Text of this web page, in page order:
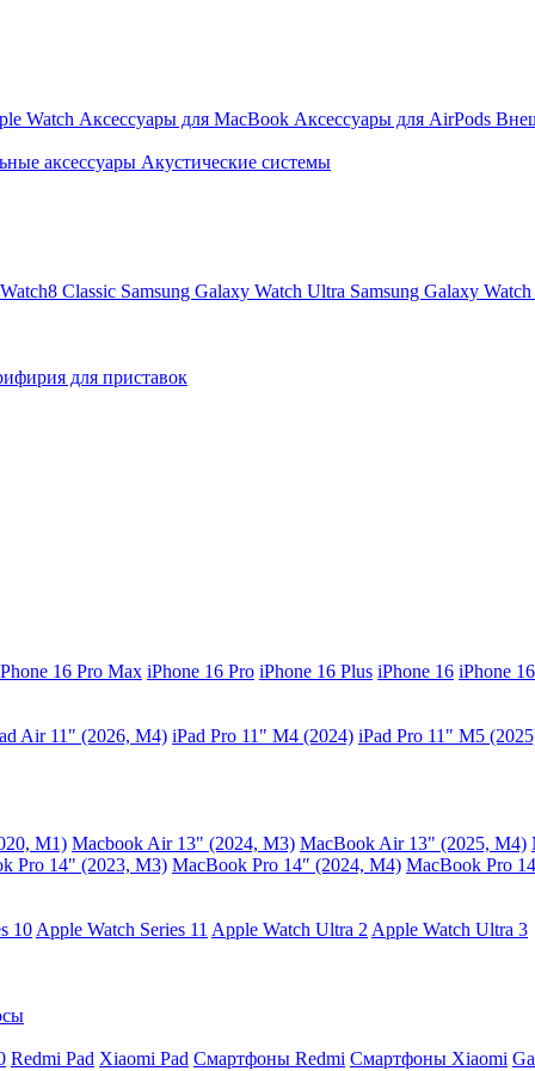
Watch Аксессуары для MacBook Аксессуары для AirPods
аксессуары Акустические системы
Classic Samsung Galaxy Watch Ultra Samsung Galaxy
для приставок
16 Pro Max iPhone 16 Pro iPhone 16 Plus iPhone 16 iPhone
Air 11" (2026, M4) iPad Pro 11" M4 (2024) iPad Pro 11" M5
M1) Macbook Air 13" (2024, M3) MacBook Air 13" (2025, M4)
Pro 14" (2023, M3) MacBook Pro 14″ (2024, M4) MacBook Pro
10 Apple Watch Series 11 Apple Watch Ultra 2 Apple Watch Ultra 3
Redmi Pad Xiaomi Pad Смартфоны Redmi Смартфоны Xiaomi